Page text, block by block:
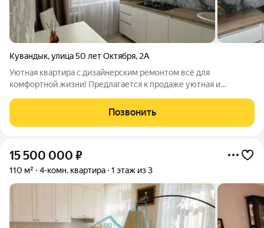
Кувандык,улица 50 лет Октября, 2А
Уютная квартира с дизайнерским ремонтом всё для
комфортной жизни! Предлагается к продаже уютная и
дома. Дом отличается надёжной звукоизоляцией и
продуманной планировкой. Особое внимание
Позвонить
15 500 000 ₽
110 м² 4-комн. квартира 1 этаж из 3